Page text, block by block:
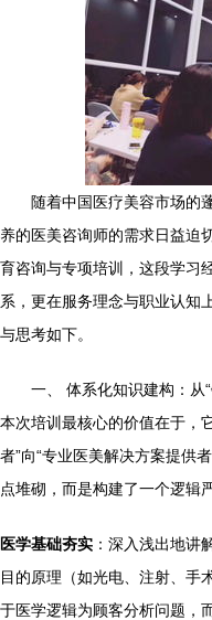
随着中国医疗美容市场的
养的医美咨询师的需求日益迫
育咨询与专项培训，这段学习
系，更在服务理念与职业认知
与思考如下。
一、 体系化知识建构：从
本次培训最核心的价值在于，
者”向“专业医美解决方案提供
点堆砌，而是构建了一个逻辑
医学基础夯实 ：深入浅出地讲
目的原理（如光电、注射、手
于医学逻辑为顾客分析问题，